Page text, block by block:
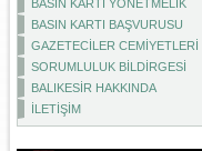
BASIN KARTI YÖNETMELİK
BASIN KARTI BAŞVURUSU
GAZETECİLER CEMİYETLERİ
SORUMLULUK BİLDİRGESİ
BALIKESİR HAKKINDA
İLETİŞİM